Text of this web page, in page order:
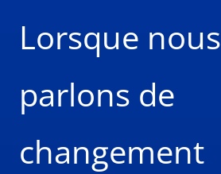
Lorsque nous
parlons de
changement